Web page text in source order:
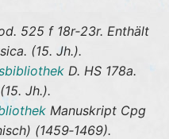
525 f 18r‐23r. Enthält
(15. Jh.).
D. HS 178a.
Jh.).
Manuskript Cpg
(1459‐1469).